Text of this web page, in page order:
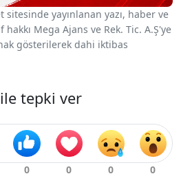
yayınlanan yazı, haber ve
Mega Ajans ve Rek. Tic. A.Ş'ye
gösterilerek dahi iktibas
tepki ver